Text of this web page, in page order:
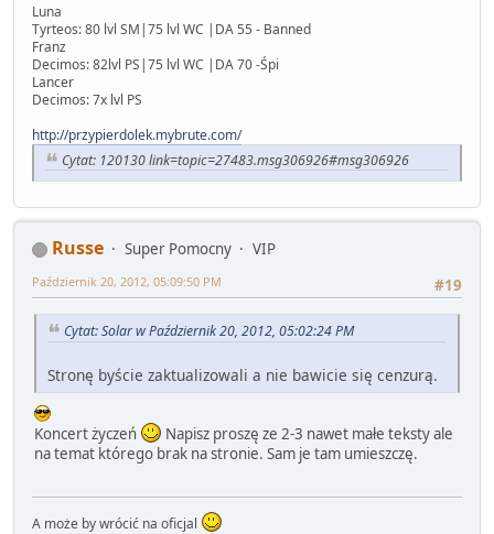
Luna
Tyrteos: 80 lvl SM|75 lvl WC |DA 55 - Banned
Franz
Decimos: 82lvl PS|75 lvl WC |DA 70 -Śpi
Lancer
Decimos: 7x lvl PS
http://przypierdolek.mybrute.com/
Cytat: 120130 link=topic=27483.msg306926#msg306926
Russe Super Pomocny
VIP
#19
Październik 20, 2012, 05:09:50 PM
Cytat: Solar w Październik 20, 2012, 05:02:24 PM
Stronę byście zaktualizowali a nie bawicie się cenzurą.
Koncert życzeń
Napisz proszę ze 2-3 nawet małe teksty ale
na temat którego brak na stronie. Sam je tam umieszczę.
A może by wrócić na oficjal